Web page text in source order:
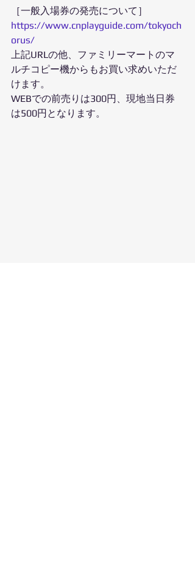
［一般入場券の発売について］
https://www.cnplayguide.com/tokyoch
orus/
上記URLの他、ファミリーマートのマ
ルチコピー機からもお買い求めいただ
けます。
WEBでの前売りは300円、現地当日券
は500円となります。